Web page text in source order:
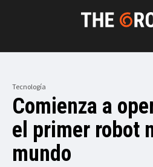
Tecnología
Comienza a
el primer robot
mundo